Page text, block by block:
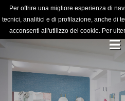
Per offrire una migliore esperienza di
tecnici, analitici e di profilazione, anche di
acconsenti all'utilizzo dei cookie. Per